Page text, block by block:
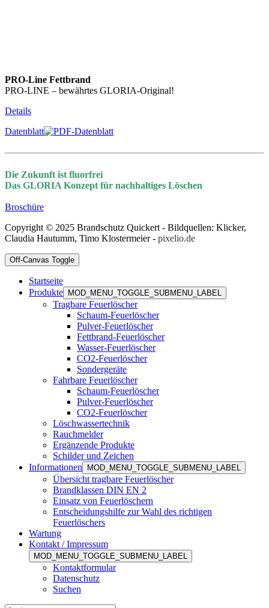
PRO-Line Fettbrand
PRO-LINE – bewährtes GLORIA-Original!
Details
Datenblatt
Die Zukunft ist fluorfrei
Das GLORIA Konzept für nachhaltiges Löschen
Broschüre
Copyright © 2025 Brandschutz Quickert - Bildquellen: Klicker,
Claudia Hautumm, Timo Klostermeier - pixelio.de
Off-Canvas Toggle
Startseite
Produkte
MOD_MENU_TOGGLE_SUBMENU_LABEL
Tragbare Feuerlöscher
Schaum-Feuerlöscher
Pulver-Feuerlöscher
Fettbrand-Feuerlöscher
Wasser-Feuerlöscher
CO2-Feuerlöscher
Sondergeräte
Fahrbare Feuerlöscher
Schaum-Feuerlöscher
Pulver-Feuerlöscher
CO2-Feuerlöscher
Löschwassertechnik
Rauchmelder
Ergänzende Produkte
Schilder und Zeichen
Informationen
MOD_MENU_TOGGLE_SUBMENU_LABEL
Übersicht tragbare Feuerlöscher
Brandklassen DIN EN 2
Einsatz von Feuerlöschern
Entscheidungshilfe zur Wahl des richtigen
Feuerlöschers
Wartung
Kontakt / Impressum
MOD_MENU_TOGGLE_SUBMENU_LABEL
Kontaktformular
Datenschutz
Suchen